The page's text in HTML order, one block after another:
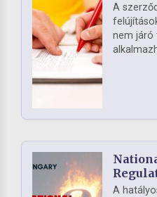
A
nem járó
A